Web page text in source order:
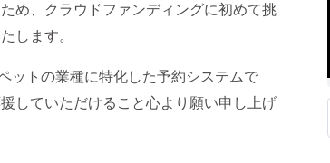
め、クラウドファンディングに初めて挑
します。
ットの業種に特化した予約システムで
していただけること心より願い申し上げ